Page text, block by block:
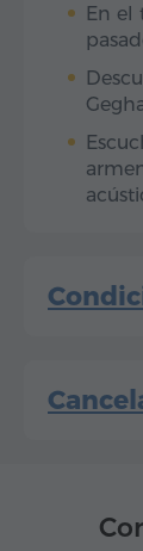
En el